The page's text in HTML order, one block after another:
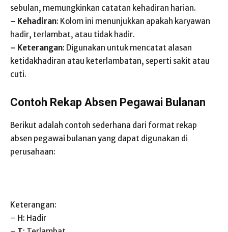
sebulan, memungkinkan catatan kehadiran harian.
– Kehadiran: Kolom ini menunjukkan apakah karyawan
hadir, terlambat, atau tidak hadir.
– Keterangan: Digunakan untuk mencatat alasan
ketidakhadiran atau keterlambatan, seperti sakit atau
cuti.
Contoh Rekap Absen Pegawai Bulanan
Berikut adalah contoh sederhana dari format rekap
absen pegawai bulanan yang dapat digunakan di
perusahaan:
Keterangan:
– H: Hadir